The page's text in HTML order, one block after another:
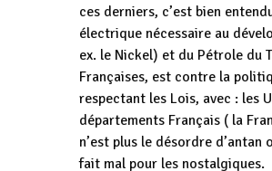
ces derniers, c’est bien
électrique nécessaire au
ex. le Nickel) et du Pétrole du
Françaises, est contre la
respectant les Lois, avec : les
départements Français ( la
n’est plus le désordre
fait mal pour les nostalgiques.